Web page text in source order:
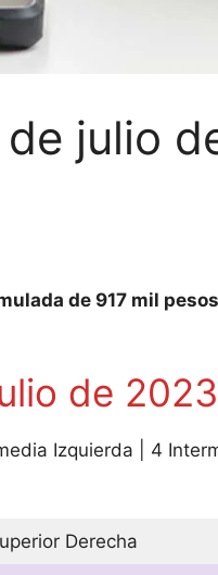
julio
de 917 mil
de 2023
Izquierda | 4
Derecha